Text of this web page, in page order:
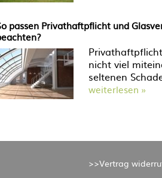
passen Privathaftpflicht und
nicht viel
seltenen
weiterlesen »
>>Vertrag